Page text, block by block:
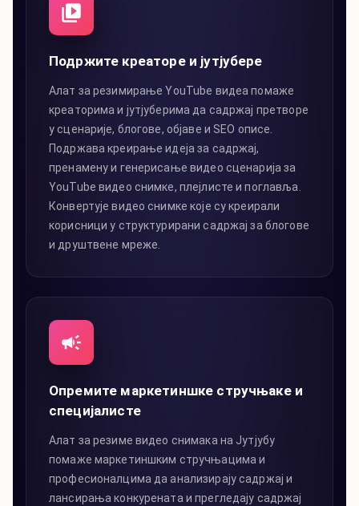
Подржите креаторе и јутјубере
Алат за резимирање YouTube видеа помаже
креаторима и јутјуберима да садржај претворе
у сценарије, блогове, објаве и SEO описе.
Подржава креирање идеја за садржај,
пренамену и генерисање видео сценарија за
YouTube видео снимке, плејлисте и поглавља.
Конвертује видео снимке које су креирали
корисници у структурирани садржај за блогове
и друштвене мреже.
Опремите маркетиншке стручњаке и
специјалисте
Алат за резиме видео снимака на Јутјубу
помаже маркетиншким стручњацима и
професионалцима да анализирају садржај и
лансирања конкурената и прегледају садржај